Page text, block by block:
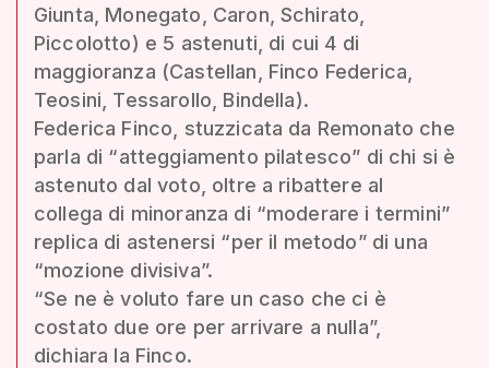
Giunta, Monegato, Caron, Schirato,
Piccolotto) e 5 astenuti, di cui 4 di
maggioranza (Castellan, Finco Federica,
Teosini, Tessarollo, Bindella).
Federica Finco, stuzzicata da Remonato che
parla di “atteggiamento pilatesco” di chi si è
astenuto dal voto, oltre a ribattere al
collega di minoranza di “moderare i termini”
replica di astenersi “per il metodo” di una
“mozione divisiva”.
“Se ne è voluto fare un caso che ci è
costato due ore per arrivare a nulla”,
dichiara la Finco.